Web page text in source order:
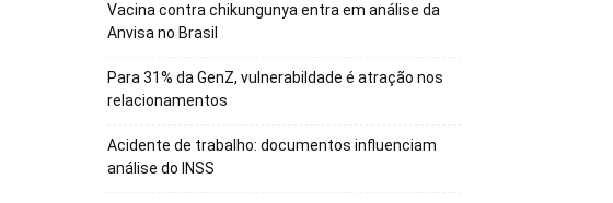
Vacina contra chikungunya entra em análise da
Anvisa no Brasil
Para 31% da GenZ, vulnerabildade é atração nos
relacionamentos
Acidente de trabalho: documentos influenciam
análise do INSS